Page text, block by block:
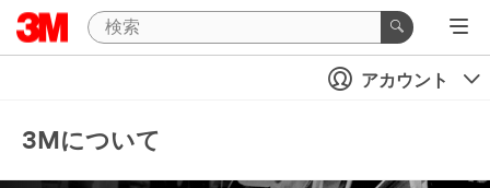
アカウント
3Mについて